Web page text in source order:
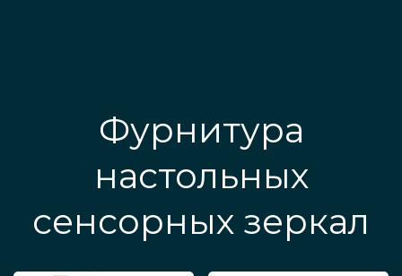
Фурнитура
настольных
сенсорных зеркал